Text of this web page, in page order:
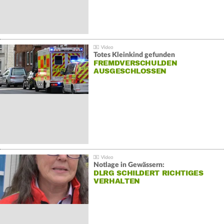
Totes Kleinkind gefunden
FREMDVERSCHULDEN
AUSGESCHLOSSEN
Notlage in Gewässern:
DLRG SCHILDERT RICHTIGES
VERHALTEN